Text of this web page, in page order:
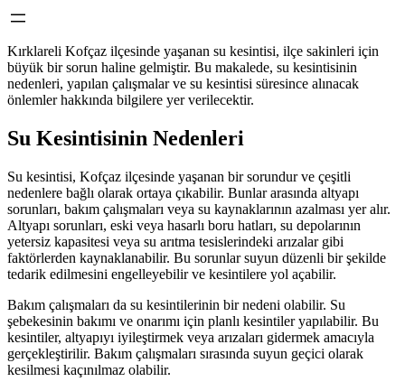
Kırklareli Kofçaz ilçesinde yaşanan su kesintisi, ilçe sakinleri için
büyük bir sorun haline gelmiştir. Bu makalede, su kesintisinin
nedenleri, yapılan çalışmalar ve su kesintisi süresince alınacak
önlemler hakkında bilgilere yer verilecektir.
Su Kesintisinin Nedenleri
Su kesintisi, Kofçaz ilçesinde yaşanan bir sorundur ve çeşitli
nedenlere bağlı olarak ortaya çıkabilir. Bunlar arasında altyapı
sorunları, bakım çalışmaları veya su kaynaklarının azalması yer alır.
Altyapı sorunları, eski veya hasarlı boru hatları, su depolarının
yetersiz kapasitesi veya su arıtma tesislerindeki arızalar gibi
faktörlerden kaynaklanabilir. Bu sorunlar suyun düzenli bir şekilde
tedarik edilmesini engelleyebilir ve kesintilere yol açabilir.
Bakım çalışmaları da su kesintilerinin bir nedeni olabilir. Su
şebekesinin bakımı ve onarımı için planlı kesintiler yapılabilir. Bu
kesintiler, altyapıyı iyileştirmek veya arızaları gidermek amacıyla
gerçekleştirilir. Bakım çalışmaları sırasında suyun geçici olarak
kesilmesi kaçınılmaz olabilir.